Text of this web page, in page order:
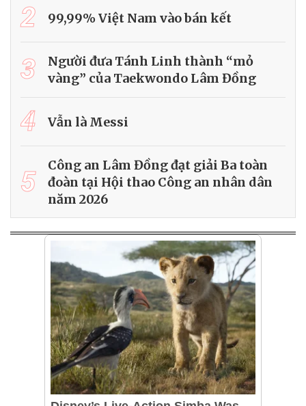
2 99,99% Việt Nam vào bán kết
3
Người đưa Tánh Linh thành “mỏ
vàng” của Taekwondo Lâm Đồng
4 Vẫn là Messi
5
Công an Lâm Đồng đạt giải Ba toàn
đoàn tại Hội thao Công an nhân dân
năm 2026